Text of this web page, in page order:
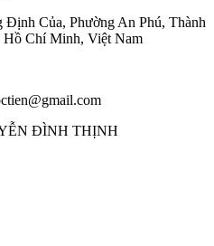
Của, Phường An Phú, Thành
Chí Minh, Việt Nam
ĐÌNH THỊNH